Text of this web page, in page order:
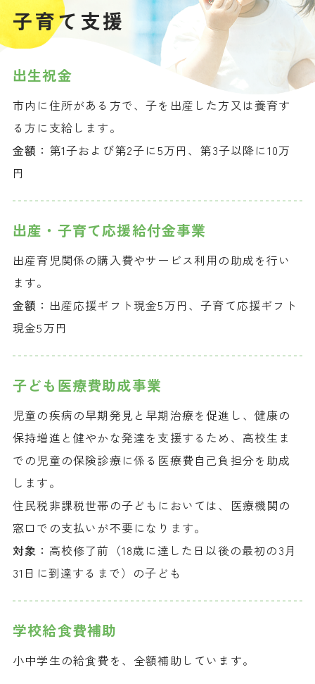
子育て支援
出生祝金
市内に住所がある方で、子を出産した方又は養育す
る方に支給します。
金額： 第1子および第2子に5万円、第3子以降に10万
円
出産・子育て応援給付金事業
出産育児関係の購入費やサービス利用の助成を行い
ます。
金額： 出産応援ギフト現金5万円、子育て応援ギフト
現金5万円
子ども医療費助成事業
児童の疾病の早期発見と早期治療を促進し、健康の
保持増進と健やかな発達を支援するため、高校生ま
での児童の保険診療に係る医療費自己負担分を助成
します。
住民税非課税世帯の子どもにおいては、医療機関の
窓口での支払いが不要になります。
対象： 高校修了前（18歳に達した日以後の最初の3月
31日に到達するまで）の子ども
学校給食費補助
小中学生の給食費を、全額補助しています。